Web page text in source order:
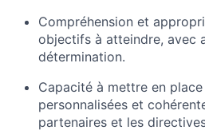
Compréhension et
objectifs à atteindre, avec
détermination.
Capacité à mettre en
personnalisées et
partenaires et les